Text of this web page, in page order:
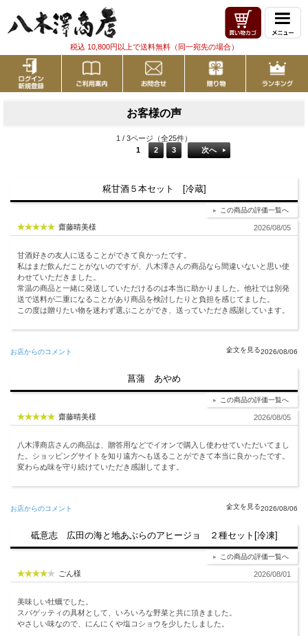
税込 10,800円以上で送料無料（同一宛先の場合）
お客様の声
1 / 3ページ（全25件）
1
2 3 次へ
糀甘酒５本セット [冷蔵]
この商品の評価一覧へ
齋藤晴美様 2026/08/05
甘酒好きの友人に送ることができて良かったです。
私はまだ飲んだことがないのですが、八木澤さんの商品なら間違いないと思い使
わせていただきました。
常温の商品と一緒に発送していただけるのは本当に助かりました。他社では別発
送で送料が二重になることがあり商品を検討したりと負担を感じてました。
この度は贈りたい物を迷わず選ぶことができ、送っていただき感謝しています。
お店からのコメント 2026/08/06
菖蒲 あやめ
この商品の評価一覧へ
齋藤晴美様 2026/08/05
八木澤商店さんの商品は、贈答用などでイオンで購入し使わせていただいてまし
た。ショッピングサイトを知り遠方へも送ることができて本当に良かったです。
変わらぬ味を守り続けていただき感謝してます。
お店からのコメント 2026/08/06
砥意志 広田の海と地あぶらのアヒージョ ２種セット[冷凍]
この商品の評価一覧へ
ごん様 2026/08/01
美味しい牡蠣でした。
スパゲッティの具材として、いろいろな野菜と共に頂きました。
やさしい味なので、にんにくや塩コショウを少したしました。